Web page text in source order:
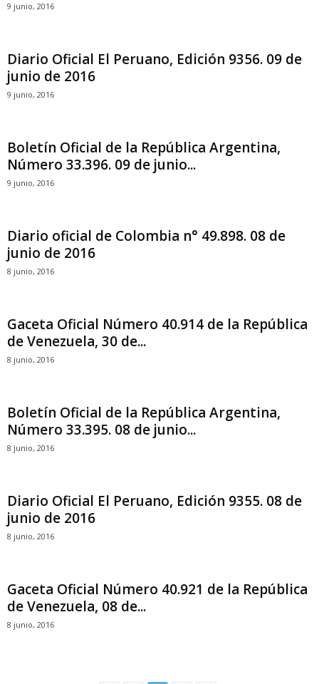
9 junio, 2016
Diario Oficial El Peruano, Edición 9356. 09 de
junio de 2016
9 junio, 2016
Boletín Oficial de la República Argentina,
Número 33.396. 09 de junio...
9 junio, 2016
Diario oficial de Colombia n° 49.898. 08 de
junio de 2016
8 junio, 2016
Gaceta Oficial Número 40.914 de la República
de Venezuela, 30 de...
8 junio, 2016
Boletín Oficial de la República Argentina,
Número 33.395. 08 de junio...
8 junio, 2016
Diario Oficial El Peruano, Edición 9355. 08 de
junio de 2016
8 junio, 2016
Gaceta Oficial Número 40.921 de la República
de Venezuela, 08 de...
8 junio, 2016